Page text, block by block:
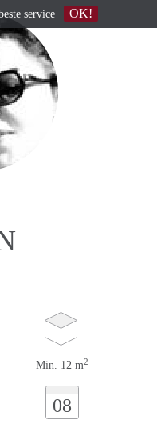
Min. 12 m2
08
service OK!